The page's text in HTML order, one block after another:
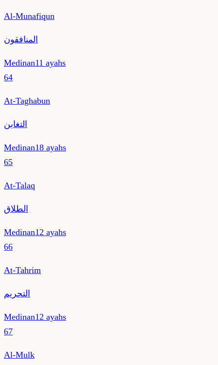
Al-Munafiqun
المنافقون
Medinan11 ayahs
64
At-Taghabun
التغابن
Medinan18 ayahs
65
At-Talaq
الطلاق
Medinan12 ayahs
66
At-Tahrim
التحريم
Medinan12 ayahs
67
Al-Mulk